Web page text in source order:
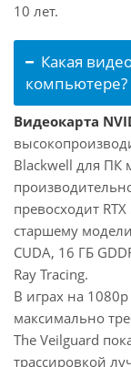
10 лет.
Какая
компьютере?
Видеокарта
Blackwell для ПК
превосходит
старшему
CUDA, 16 ГБ
Ray Tracing.
В играх на
максимально
The Veilguard
трассировкой